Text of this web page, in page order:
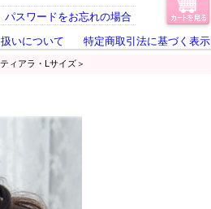
パスワードをお忘れの場合
いについて
特定商取引法に基づく表示
ィアラ・Lサイズ＞